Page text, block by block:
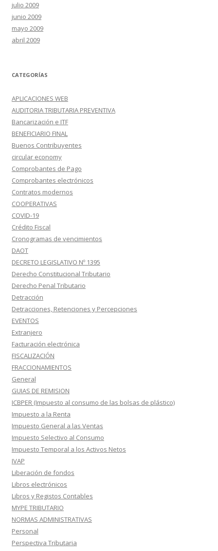
julio 2009
junio 2009
mayo 2009
abril 2009
CATEGORÍAS
APLICACIONES WEB
AUDITORIA TRIBUTARIA PREVENTIVA
Bancarización e ITF
BENEFICIARIO FINAL
Buenos Contribuyentes
circular economy
Comprobantes de Pago
Comprobantes electrónicos
Contratos modernos
COOPERATIVAS
COVID-19
Crédito Fiscal
Cronogramas de vencimientos
DAOT
DECRETO LEGISLATIVO Nº 1395
Derecho Constitucional Tributario
Derecho Penal Tributario
Detracción
Detracciones, Retenciones y Percepciones
EVENTOS
Extranjero
Facturación electrónica
FISCALIZACIÓN
FRACCIONAMIENTOS
General
GUIAS DE REMISION
ICBPER (Impuesto al consumo de las bolsas de plástico)
Impuesto a la Renta
Impuesto General a las Ventas
Impuesto Selectivo al Consumo
Impuesto Temporal a los Activos Netos
IVAP
Liberación de fondos
Libros electrónicos
Libros y Registos Contables
MYPE TRIBUTARIO
NORMAS ADMINISTRATIVAS
Personal
Perspectiva Tributaria